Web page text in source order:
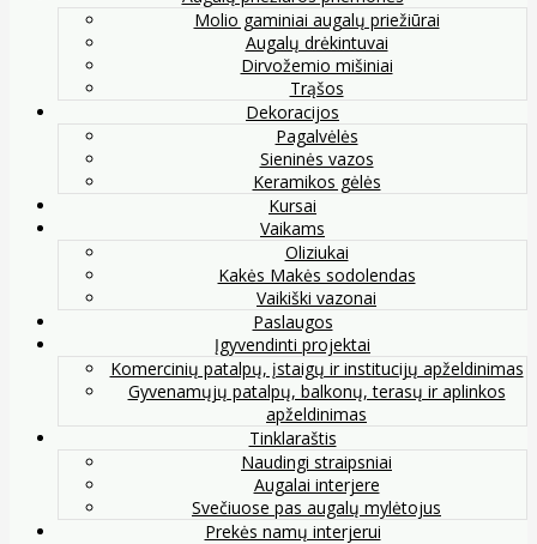
Molio gaminiai augalų priežiūrai
Augalų drėkintuvai
Dirvožemio mišiniai
Trąšos
Dekoracijos
Pagalvėlės
Sieninės vazos
Keramikos gėlės
Kursai
Vaikams
Oliziukai
Kakės Makės sodolendas
Vaikiški vazonai
Paslaugos
Įgyvendinti projektai
Komercinių patalpų, įstaigų ir institucijų apželdinimas
Gyvenamųjų patalpų, balkonų, terasų ir aplinkos
apželdinimas
Tinklaraštis
Naudingi straipsniai
Augalai interjere
Svečiuose pas augalų mylėtojus
Prekės namų interjerui